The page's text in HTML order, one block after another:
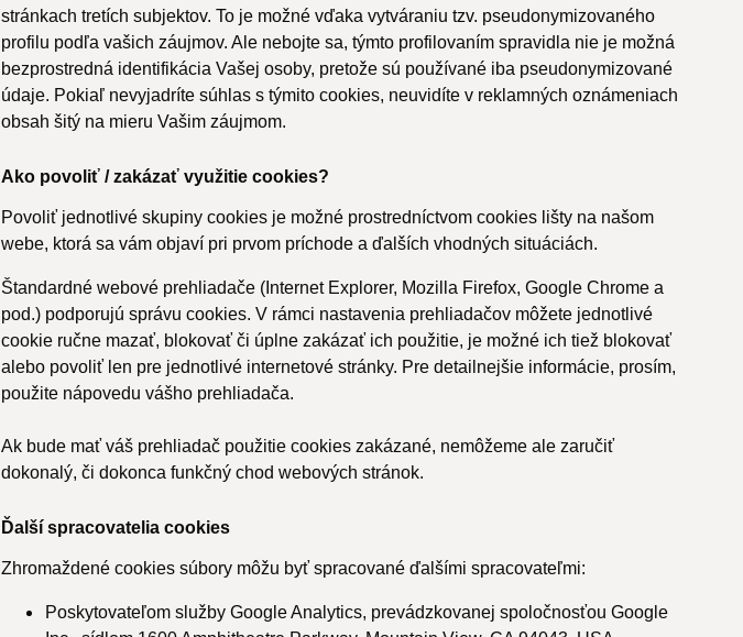
stránkach tretích subjektov. To je možné vďaka vytváraniu tzv. pseudonymizovaného
profilu podľa vašich záujmov. Ale nebojte sa, týmto profilovaním spravidla nie je možná
bezprostredná identifikácia Vašej osoby, pretože sú používané iba pseudonymizované
údaje. Pokiaľ nevyjadríte súhlas s týmito cookies, neuvidíte v reklamných oznámeniach
obsah šitý na mieru Vašim záujmom.
Ako povoliť / zakázať využitie cookies?
Povoliť jednotlivé skupiny cookies je možné prostredníctvom cookies lišty na našom
webe, ktorá sa vám objaví pri prvom príchode a ďalších vhodných situáciách.
Štandardné webové prehliadače (Internet Explorer, Mozilla Firefox, Google Chrome a
pod.) podporujú správu cookies. V rámci nastavenia prehliadačov môžete jednotlivé
cookie ručne mazať, blokovať či úplne zakázať ich použitie, je možné ich tiež blokovať
alebo povoliť len pre jednotlivé internetové stránky. Pre detailnejšie informácie, prosím,
použite nápovedu vášho prehliadača.
Ak bude mať váš prehliadač použitie cookies zakázané, nemôžeme ale zaručiť
dokonalý, či dokonca funkčný chod webových stránok.
Ďalší spracovatelia cookies
Zhromaždené cookies súbory môžu byť spracované ďalšími spracovateľmi:
Poskytovateľom služby Google Analytics, prevádzkovanej spoločnosťou Google